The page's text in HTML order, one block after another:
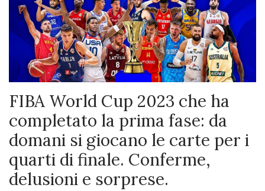
FIBA World Cup 2023 che ha
completato la prima fase: da
domani si giocano le carte per i
quarti di finale. Conferme,
delusioni e sorprese.